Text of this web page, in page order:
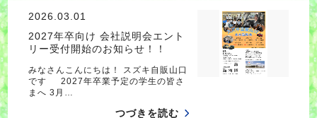
2026.03.01
2027年卒向け 会社説明会エント
リー受付開始のお知らせ！！
みなさんこんにちは！ スズキ自販山口
です 2027年卒業予定の学生の皆さ
まへ 3月…
つづきを読む